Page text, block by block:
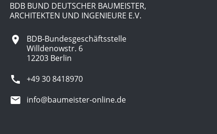
BDB BUND DEUTSCHER BAUMEISTER,
ARCHITEKTEN UND INGENIEURE E.V.
BDB-Bundesgeschäftsstelle
Willdenowstr. 6
12203 Berlin
+49 30 8418970
info@baumeister-online.de